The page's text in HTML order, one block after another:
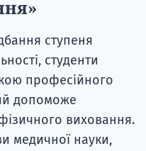
ступеня
студенти
професійного
допоможе
виховання.
медичної науки,